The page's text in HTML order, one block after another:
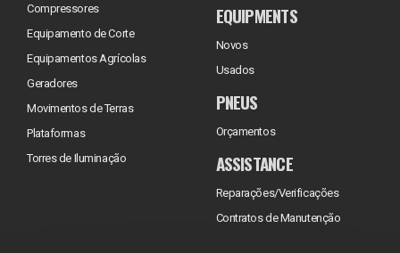
Compressores
Equipamento de Corte
Equipamentos Agrícolas
Geradores
Movimentos de Terras
Plataformas
Torres de Iluminação
EQUIPMENTS
Novos
Usados
PNEUS
Orçamentos
ASSISTANCE
Reparações/Verificações
Contratos de Manutenção